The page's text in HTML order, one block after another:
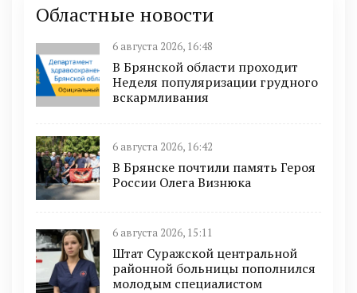
Областные новости
6 августа 2026, 16:48
В Брянской области проходит
Неделя популяризации грудного
вскармливания
6 августа 2026, 16:42
В Брянске почтили память Героя
России Олега Визнюка
6 августа 2026, 15:11
Штат Суражской центральной
районной больницы пополнился
молодым специалистом